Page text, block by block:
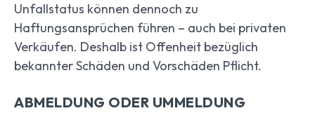
Unfallstatus können dennoch zu
Haftungsansprüchen führen – auch bei privaten
Verkäufen. Deshalb ist Offenheit bezüglich
bekannter Schäden und Vorschäden Pflicht.
ABMELDUNG ODER UMMELDUNG